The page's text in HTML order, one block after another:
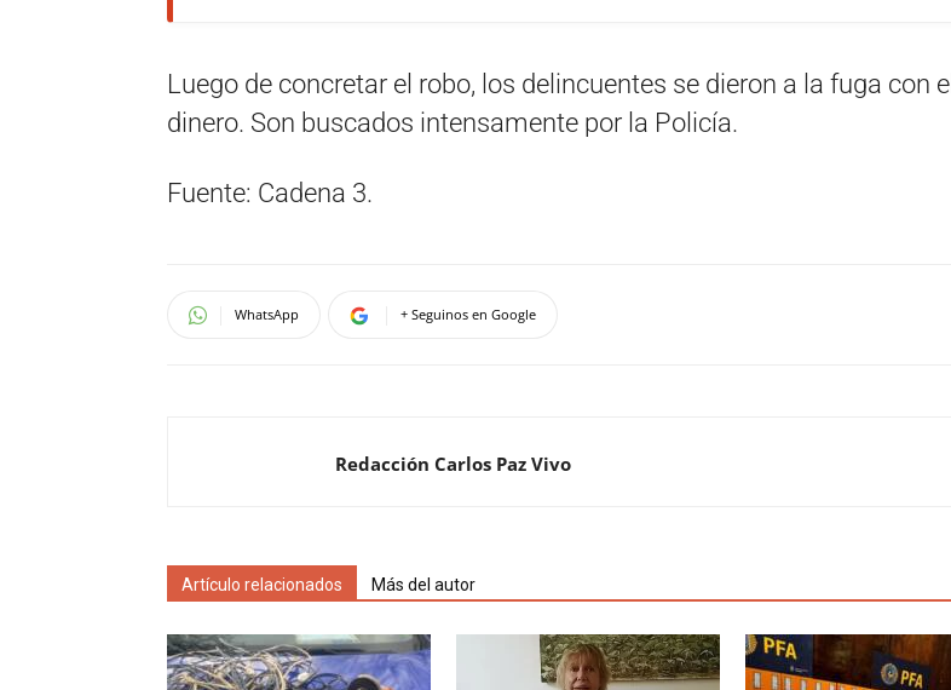
Luego de concretar el robo, los delincuentes se dieron a la fuga con el
dinero. Son buscados intensamente por la Policía.
Fuente: Cadena 3.
WhatsApp + Seguinos en Google
Redacción Carlos Paz Vivo
Artículo relacionados Más del autor